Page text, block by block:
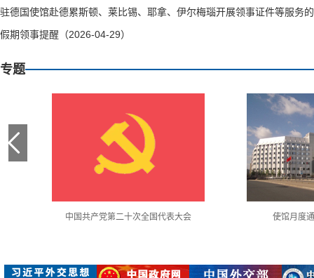
驻德国使馆赴德累斯顿、莱比锡、耶拿、伊尔梅瑙开展领事证件等服务
假期领事提醒（2026-04-29）
专题
中国共产党第二十次全国代表大会 使馆月度